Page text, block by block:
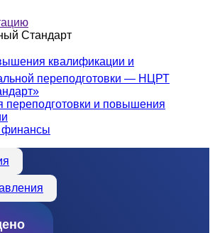
Стандарт
квалификации и
переподготовки — НЦРТ
переподготовки и повышения
финансы